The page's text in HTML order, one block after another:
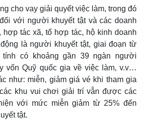
cho vay giải quyết việc làm, trong đó
với người khuyết tật và các doanh
hợp tác xã, tổ hợp tác, hộ kinh doanh
là người khuyết tật, giai đoạn từ
có khoảng gần 39 ngàn người
vốn Quỹ quốc gia về việc làm, v.v…
như: miễn, giảm giá vé khi tham gia
khu vui chơi giải trí vẫn được các
với mức miễn giảm từ 25% đến
tật.